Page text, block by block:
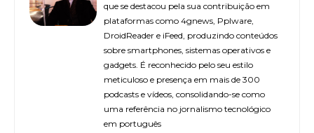
que se destacou pela sua contribuição em
plataformas como 4gnews, Pplware,
DroidReader e iFeed, produzindo conteúdos
sobre smartphones, sistemas operativos e
gadgets. É reconhecido pelo seu estilo
meticuloso e presença em mais de 300
podcasts e vídeos, consolidando-se como
uma referência no jornalismo tecnológico
em português